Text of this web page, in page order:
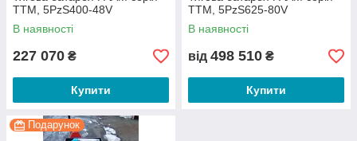
TTM, 5PzS400-48V
В наявності
227 070 ₴
Купити
TTM, 5PzS625-80V
В наявності
від 498 510 ₴
Купити
Подарунок